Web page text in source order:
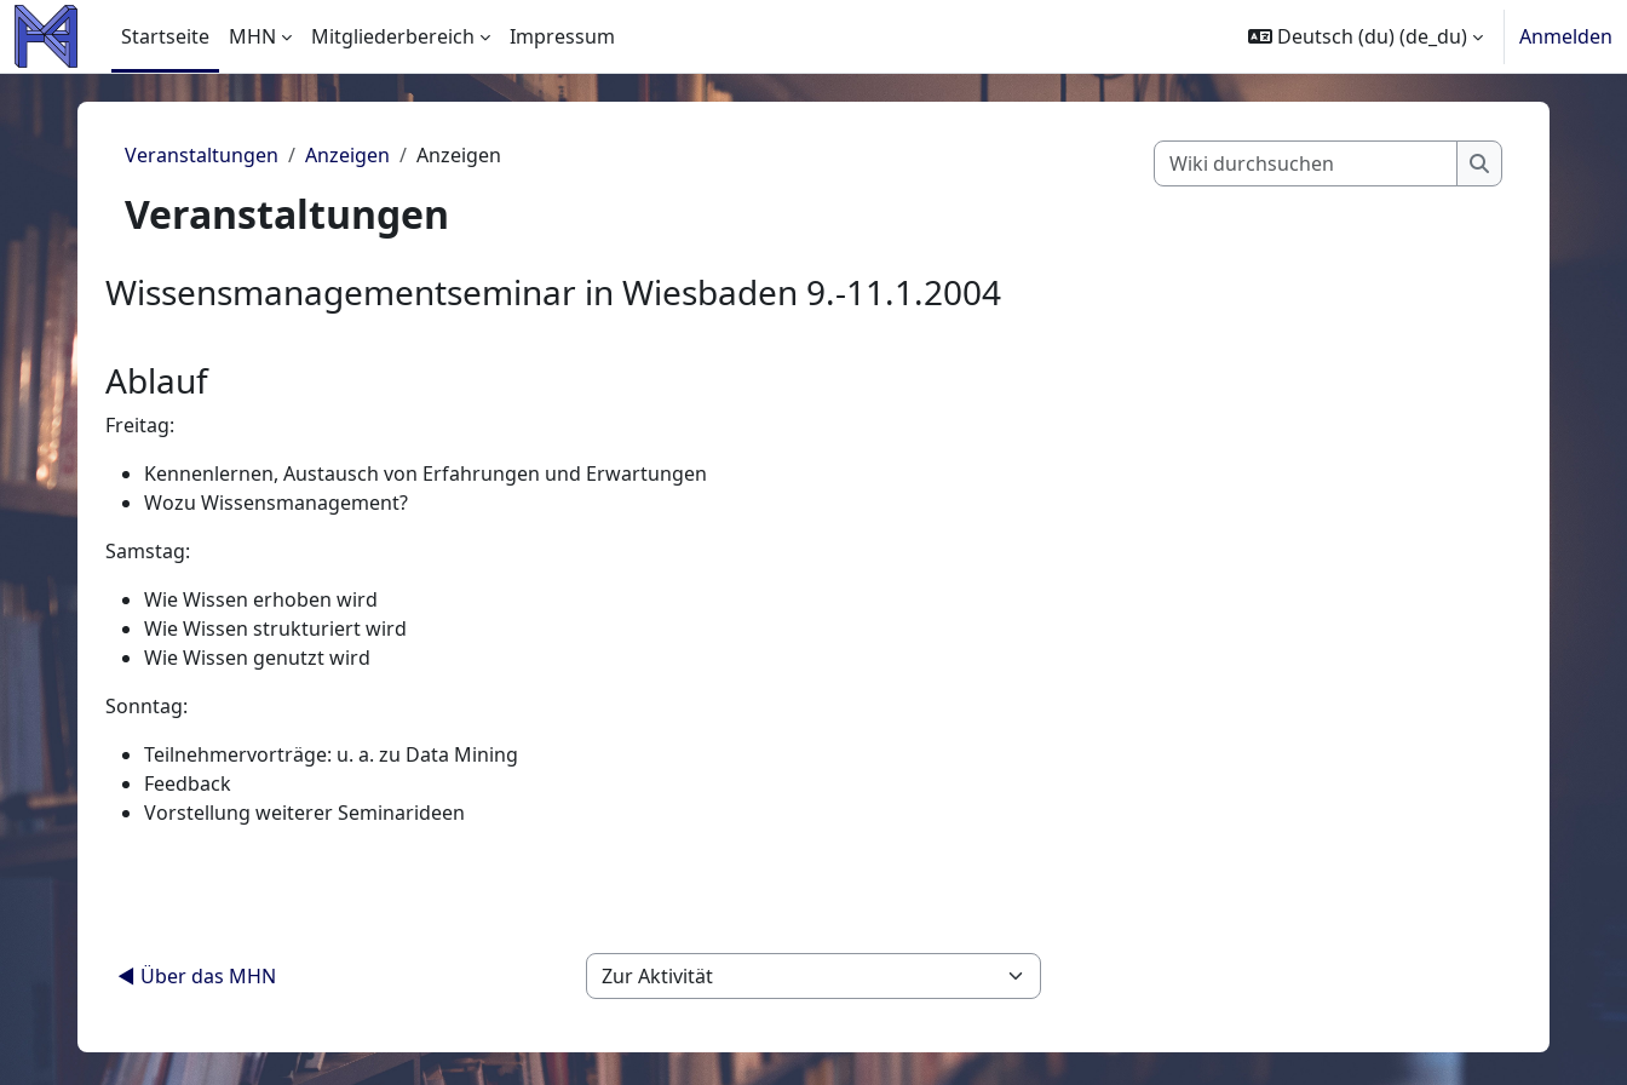
Zum Hauptinhalt
Startseite
MHN Mitgliederbereich Impressum Deutsch (du) ‎(de_du)‎ Anmelden
Veranstaltungen Anzeigen Anzeigen
Wiki durchsuchen
Wiki
Veranstaltungen
Wissensmanagementseminar in Wiesbaden 9.-11.1.2004
Ablauf
Freitag:
Kennenlernen, Austausch von Erfahrungen und Erwartungen
Wozu Wissensmanagement?
Samstag:
Wie Wissen erhoben wird
Wie Wissen strukturiert wird
Wie Wissen genutzt wird
Sonntag:
Teilnehmervorträge: u. a. zu Data Mining
Feedback
Vorstellung weiterer Seminarideen
◀︎ Über das MHN Zur Aktivität